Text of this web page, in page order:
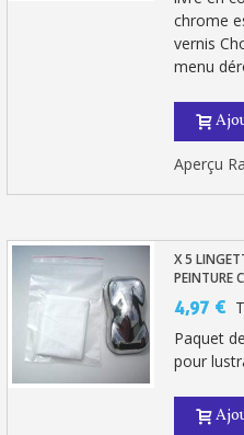
chrome
vernis
menu
Aperçu
X 5
PEINTURE
4,97 €
Paquet
pour